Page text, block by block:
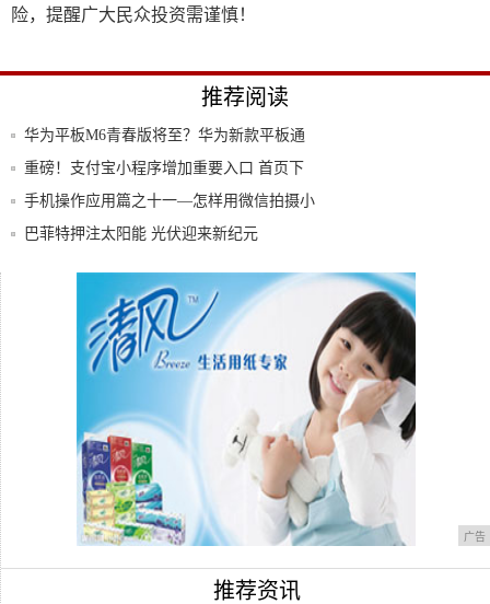
险，提醒广大民众投资需谨慎！
推荐阅读
华为平板M6青春版将至？华为新款平板通
过3C
重磅！支付宝小程序增加重要入口 首页下
拉直接
手机操作应用篇之十一—怎样用微信拍摄小
视频发
巴菲特押注太阳能 光伏迎来新纪元
iPhone去水印的方法，如此简单，晓得的人
广告
推荐资讯